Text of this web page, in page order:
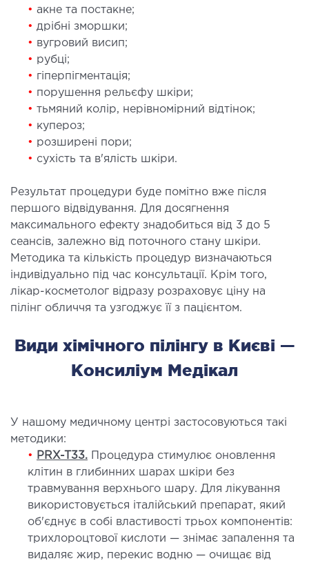
хвороб печінки
печінки і жовчних проток
ХІРУРГІЯ
операції під контролем УЗД
ХІРУРГІЯ
хірургія в клініці
стаціонар
інтенсивної терапії
стаціонар
хворих)
допомога в Києві
судин
діагностика
• акне та постакне;
• дрібні зморшки;
• вугровий висип;
• рубці;
• гіперпігментація;
• порушення рельєфу шкіри;
• тьмяний колір, нерівномірний відтінок;
• купероз;
• розширені пори;
• сухість та в'ялість шкіри.
Результат процедури буде помітно вже після
першого відвідування. Для досягнення
максимального ефекту знадобиться від 3 до 5
сеансів, залежно від поточного стану шкіри.
Методика та кількість процедур визначаються
індивідуально під час консультації. Крім того,
лікар-косметолог відразу розраховує ціну на
пілінг обличчя та узгоджує її з пацієнтом.
Види хімічного пілінгу в Києві —
Консиліум Медікал
У нашому медичному центрі застосовуються такі
методики:
•
PRX-T33. Процедура стимулює оновлення
клітин в глибинних шарах шкіри без
травмування верхнього шару. Для лікування
використовується італійський препарат, який
об'єднує в собі властивості трьох компонентів:
трихлороцтової кислоти — знімає запалення та
видаляє жир, перекис водню — очищає від